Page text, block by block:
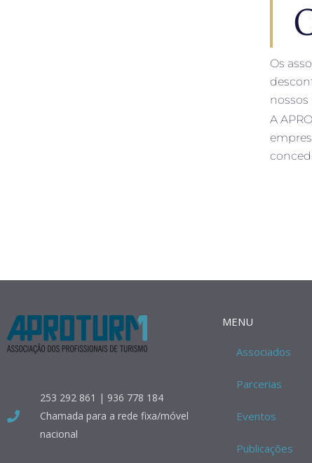
Os
nossos
A
253 292 861 | 936 778 184
Chamada para a rede fixa/móvel
nacional
MENU
Associados
Parcerias
Eventos
Publicações